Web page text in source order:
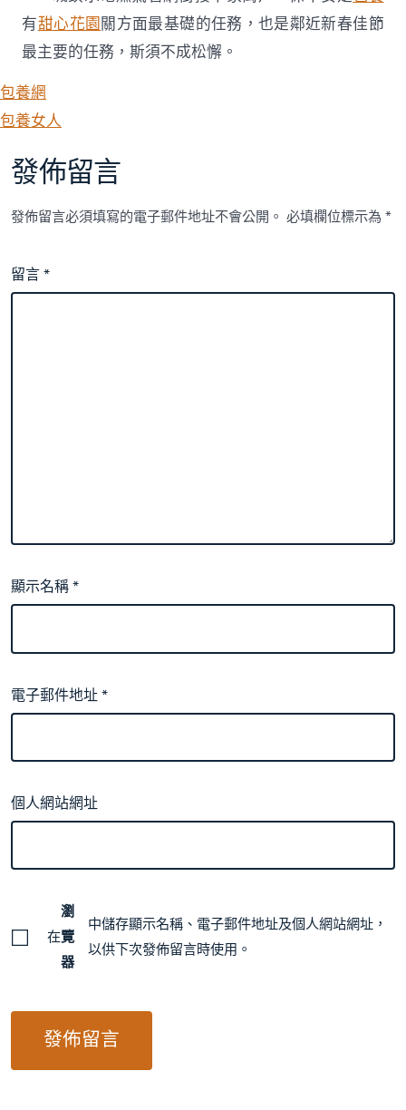
有甜心花園關方面最基礎的任務，也是鄰近新春佳節
最主要的任務，斯須不成松懈。
包養網
包養女人
發佈留言
發佈留言必須填寫的電子郵件地址不會公開。 必填欄位標示為*
留言*
顯示名稱*
電子郵件地址*
個人網站網址
在
瀏
覽
器
中儲存顯示名稱、電子郵件地址及個人網站網址，
以供下次發佈留言時使用。